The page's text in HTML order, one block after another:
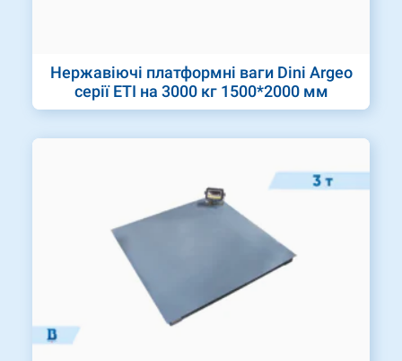
Нержавіючі платформні ваги Dini Argeo
серії ETI на 3000 кг 1500*2000 мм